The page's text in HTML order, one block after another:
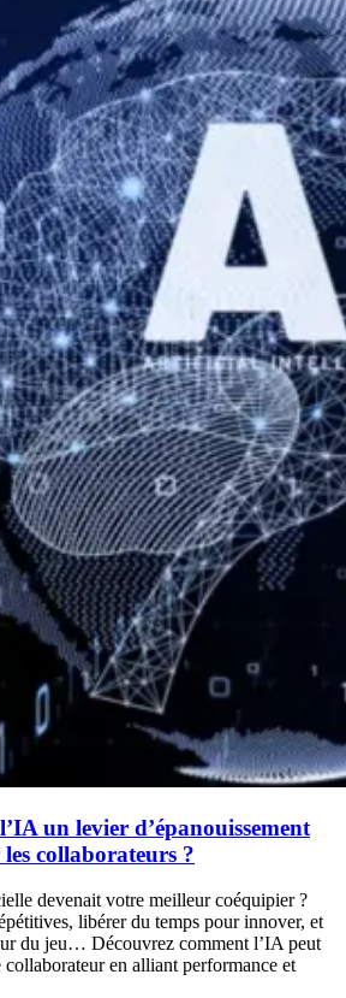
un levier d’épanouissement
collaborateurs ?
devenait votre meilleur coéquipier ?
libérer du temps pour innover, et
du jeu… Découvrez comment l’IA peut
collaborateur en alliant performance et